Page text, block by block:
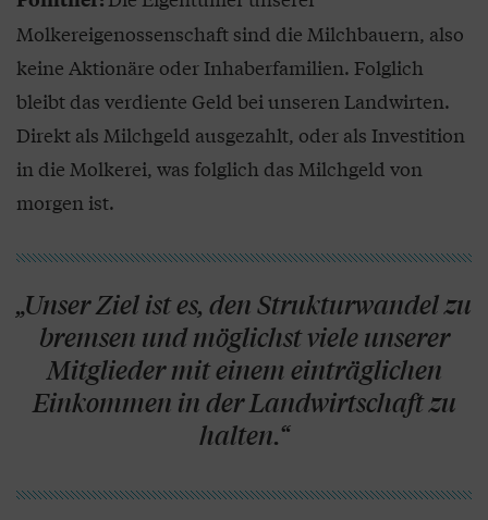
Molkereigenossenschaft sind die Milchbauern, also
keine Aktionäre oder Inhaberfamilien. Folglich
bleibt das verdiente Geld bei unseren Landwirten.
Direkt als Milchgeld ausgezahlt, oder als Investition
in die Molkerei, was folglich das Milchgeld von
morgen ist.
„Unser Ziel ist es, den Strukturwandel zu
bremsen und möglichst viele unserer
Mitglieder mit einem einträglichen
Einkommen in der Landwirtschaft zu
halten.“